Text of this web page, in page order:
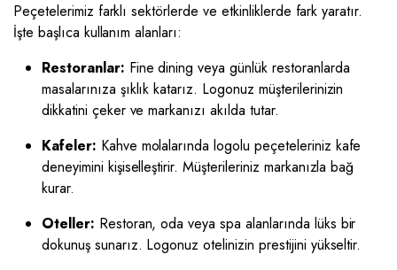
Peçetelerimiz farklı sektörlerde ve etkinliklerde fark yaratır.
İşte başlıca kullanım alanları:
Restoranlar: Fine dining veya günlük restoranlarda
masalarınıza şıklık katarız. Logonuz müşterilerinizin
dikkatini çeker ve markanızı akılda tutar.
Kafeler: Kahve molalarında logolu peçeteleriniz kafe
deneyimini kişiselleştirir. Müşterileriniz markanızla bağ
kurar.
Oteller: Restoran, oda veya spa alanlarında lüks bir
dokunuş sunarız. Logonuz otelinizin prestijini yükseltir.